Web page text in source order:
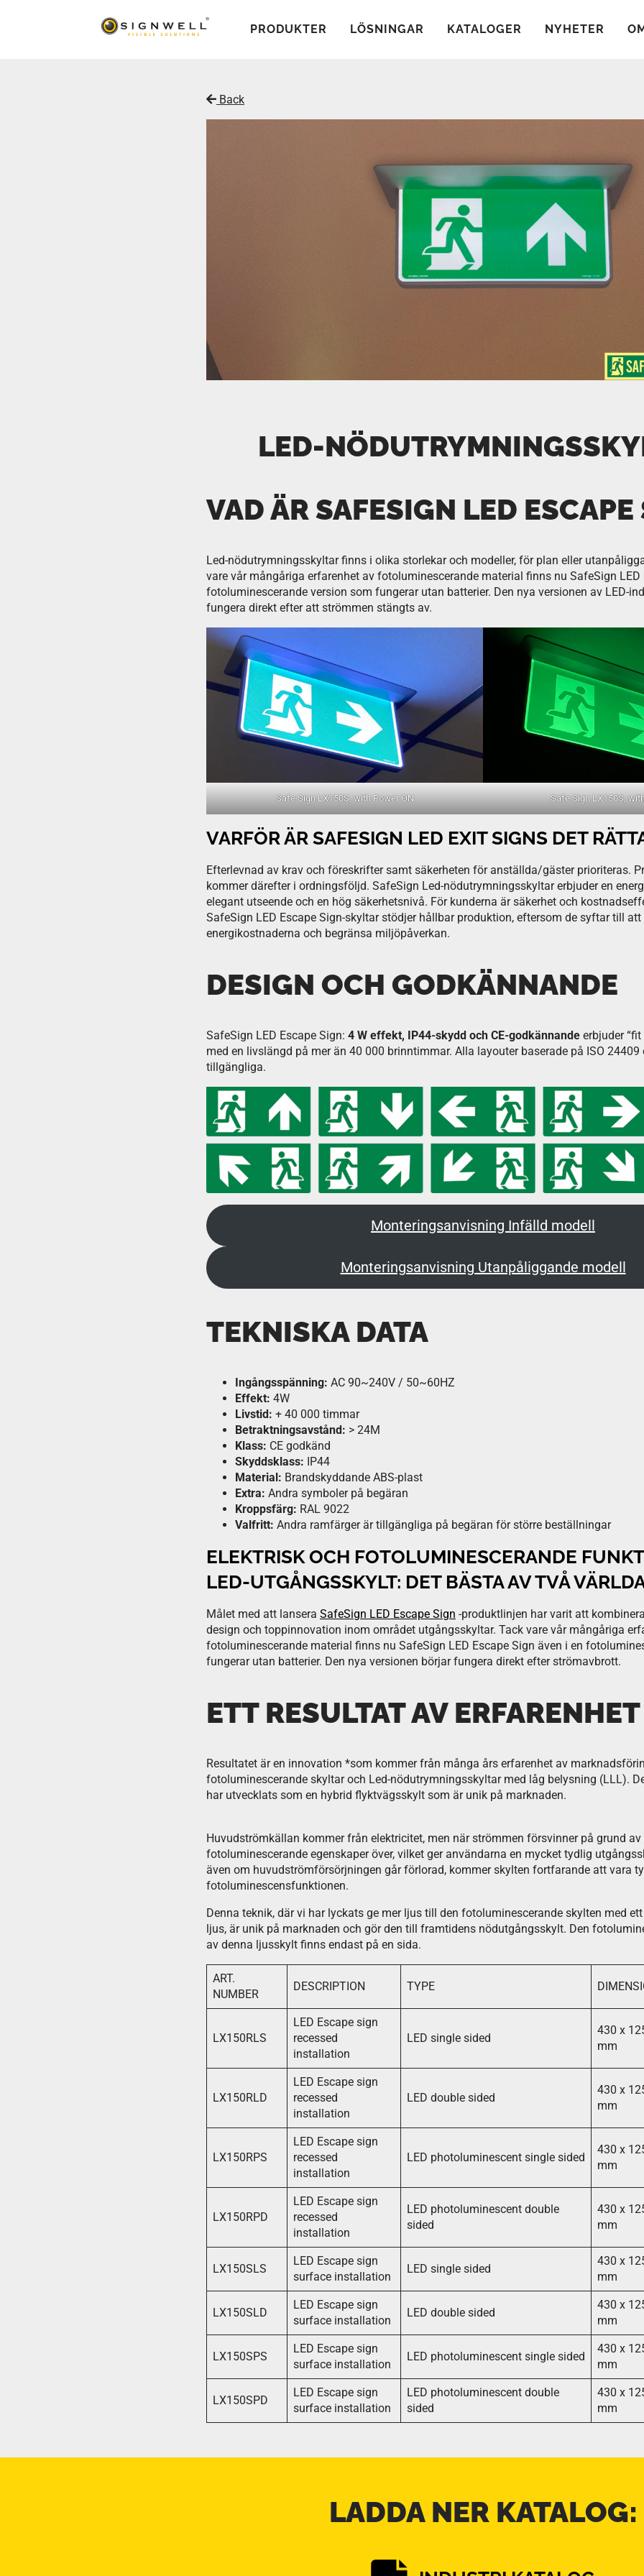
PRODUKTER LÖSNINGAR KATALOGER NYHETER
Back
LED-
VAD ÄR SAFESIGN LED ESCAPE
Led-nödutrymningsskyltar finns i olika storlekar och modeller, för plan eller
vare vår mångåriga erfarenhet av fotoluminescerande material finns nu SafeSign LED
fotoluminescerande version som fungerar utan batterier. Den nya versionen av LED-
fungera direkt efter att strömmen stängts av.
Safe Sign LX150S, with Power ON Safe Sign LX150S,
VARFÖR ÄR SAFESIGN LED EXIT SIGNS DET
Efterlevnad av krav och föreskrifter samt säkerheten för anställda/gäster prioriteras.
kommer därefter i ordningsföljd. SafeSign Led-nödutrymningsskyltar erbjuder en
elegant utseende och en hög säkerhetsnivå. För kunderna är säkerhet och
SafeSign LED Escape Sign-skyltar stödjer hållbar produktion, eftersom de syftar till
energikostnaderna och begränsa miljöpåverkan.
DESIGN OCH GODKÄNNANDE
SafeSign LED Escape Sign: 4 W effekt, IP44-skydd och CE-godkännande erbjuder
med en livslängd på mer än 40 000 brinntimmar. Alla layouter baserade på ISO 24409
tillgängliga.
Monteringsanvisning Infälld modell
Monteringsanvisning Utanpåliggande modell
TEKNISKA DATA
Ingångsspänning: AC 90~240V / 50~60HZ
Effekt: 4W
Livstid: + 40 000 timmar
Betraktningsavstånd: > 24M
Klass: CE godkänd
Skyddsklass: IP44
Material: Brandskyddande ABS-plast
Extra: Andra symboler på begäran
Kroppsfärg: RAL 9022
Valfritt: Andra ramfärger är tillgängliga på begäran för större beställningar
ELEKTRISK OCH FOTOLUMINESCERANDE
LED-UTGÅNGSSKYLT: DET BÄSTA AV TVÅ
Målet med att lansera SafeSign LED Escape Sign -produktlinjen har varit att
design och toppinnovation inom området utgångsskyltar. Tack vare vår mångåriga
fotoluminescerande material finns nu SafeSign LED Escape Sign även i en
fungerar utan batterier. Den nya versionen börjar fungera direkt efter strömavbrott.
ETT RESULTAT AV ERFARENHET
Resultatet är en innovation *som kommer från många års erfarenhet av
fotoluminescerande skyltar och Led-nödutrymningsskyltar med låg belysning (LLL).
har utvecklats som en hybrid flyktvägsskylt som är unik på marknaden.
Huvudströmkällan kommer från elektricitet, men när strömmen försvinner på grund
fotoluminescerande egenskaper över, vilket ger användarna en mycket tydlig
även om huvudströmförsörjningen går förlorad, kommer skylten fortfarande att vara
fotoluminescensfunktionen.
Denna teknik, där vi har lyckats ge mer ljus till den fotoluminescerande skylten med
ljus, är unik på marknaden och gör den till framtidens nödutgångsskylt. Den
av denna ljusskylt finns endast på en sida.
ART.
NUMBER
DESCRIPTION TYPE
LX150RLS
LED Escape sign
recessed
installation
LED single sided
430 x
mm
LX150RLD
LED Escape sign
recessed
installation
LED double sided
430 x
mm
LX150RPS
LED Escape sign
recessed
installation
LED photoluminescent single sided
430 x
mm
LX150RPD
LED Escape sign
recessed
installation
LED photoluminescent double
sided
430 x
mm
LX150SLS
LED Escape sign
surface installation
LED single sided
430 x
mm
LX150SLD
LED Escape sign
surface installation
LED double sided
430 x
mm
LX150SPS
LED Escape sign
surface installation
LED photoluminescent single sided
430 x
mm
LX150SPD
LED Escape sign
surface installation
LED photoluminescent double
sided
430 x
mm
LADDA NER KATALOG: